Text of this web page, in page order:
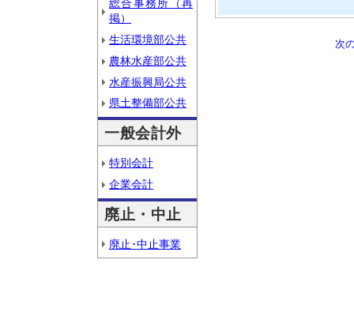
総合事務所（再
掲）
生活環境部公共
農林水産部公共
水産振興局公共
県土整備部公共
一般会計外
特別会計
企業会計
廃止・中止
廃止･中止事業
次